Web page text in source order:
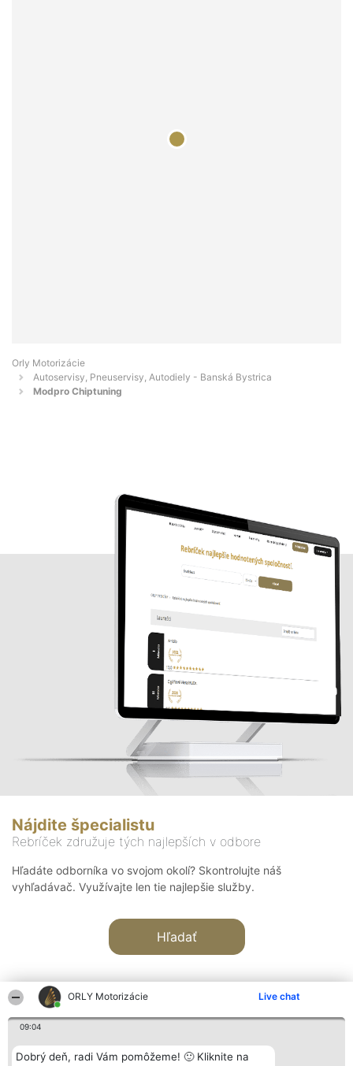
ORLY Motorizácie Live chat
09:04
Dobrý deň, radi Vám pomôžeme! 🙂 Kliknite na
Orly Motorizácie
Autoservisy, Pneuservisy, Autodiely - Banská Bystrica
Modpro Chiptuning
Nájdite špecialistu
Rebríček združuje tých najlepších v odbore
Hľadáte odborníka vo svojom okolí? Skontrolujte náš
vyhľadávač. Využívajte len tie najlepšie služby.
Hľadať
Organizátor hodnotenia
Bright Side Solutions sp. z o.
Hodnotenie
Laureáti
Kontakt
Kontakt